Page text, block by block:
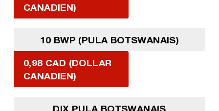
CANADIEN)
10 BWP (PULA BOTSWANAIS)
0,98 CAD (DOLLAR
CANADIEN)
DIX PULA BOTSWANAIS